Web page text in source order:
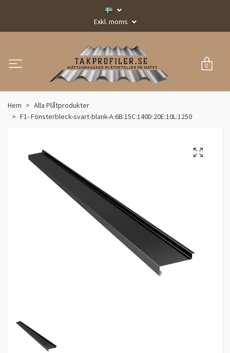
Exkl. moms
0
Hem
Alla Plåtprodukter
F1- Fönsterbleck-svart-blank-A:6B:15C:140D:20E:10L:1250